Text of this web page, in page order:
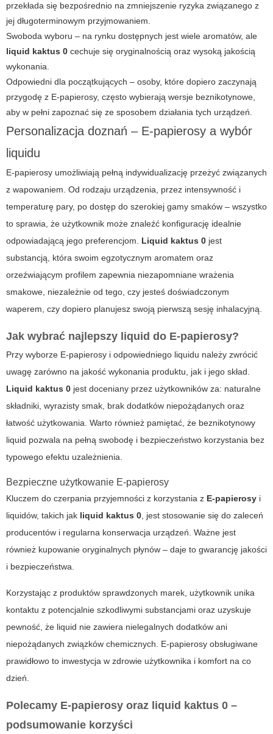
przekłada się bezpośrednio na zmniejszenie ryzyka związanego z
jej długoterminowym przyjmowaniem.
Swoboda wyboru – na rynku dostępnych jest wiele aromatów, ale
liquid kaktus 0 cechuje się oryginalnością oraz wysoką jakością
wykonania.
Odpowiedni dla początkujących – osoby, które dopiero zaczynają
przygodę z E-papierosy, często wybierają wersje beznikotynowe,
aby w pełni zapoznać się ze sposobem działania tych urządzeń.
Personalizacja doznań – E-papierosy a wybór
liquidu
E-papierosy umożliwiają pełną indywidualizację przeżyć związanych
z wapowaniem. Od rodzaju urządzenia, przez intensywność i
temperaturę pary, po dostęp do szerokiej gamy smaków – wszystko
to sprawia, że użytkownik może znaleźć konfigurację idealnie
odpowiadającą jego preferencjom. Liquid kaktus 0 jest
substancją, która swoim egzotycznym aromatem oraz
orzeźwiającym profilem zapewnia niezapomniane wrażenia
smakowe, niezależnie od tego, czy jesteś doświadczonym
waperem, czy dopiero planujesz swoją pierwszą sesję inhalacyjną.
Jak wybrać najlepszy liquid do E-papierosy?
Przy wyborze E-papierosy i odpowiedniego liquidu należy zwrócić
uwagę zarówno na jakość wykonania produktu, jak i jego skład.
Liquid kaktus 0 jest doceniany przez użytkowników za: naturalne
składniki, wyrazisty smak, brak dodatków niepożądanych oraz
łatwość użytkowania. Warto również pamiętać, że beznikotynowy
liquid pozwala na pełną swobodę i bezpieczeństwo korzystania bez
typowego efektu uzależnienia.
Bezpieczne użytkowanie E-papierosy
Kluczem do czerpania przyjemności z korzystania z E-papierosy i
liquidów, takich jak liquid kaktus 0, jest stosowanie się do zaleceń
producentów i regularna konserwacja urządzeń. Ważne jest
również kupowanie oryginalnych płynów – daje to gwarancję jakości
i bezpieczeństwa.
Korzystając z produktów sprawdzonych marek, użytkownik unika
kontaktu z potencjalnie szkodliwymi substancjami oraz uzyskuje
pewność, że liquid nie zawiera nielegalnych dodatków ani
niepożądanych związków chemicznych. E-papierosy obsługiwane
prawidłowo to inwestycja w zdrowie użytkownika i komfort na co
dzień.
Polecamy E-papierosy oraz liquid kaktus 0 –
podsumowanie korzyści